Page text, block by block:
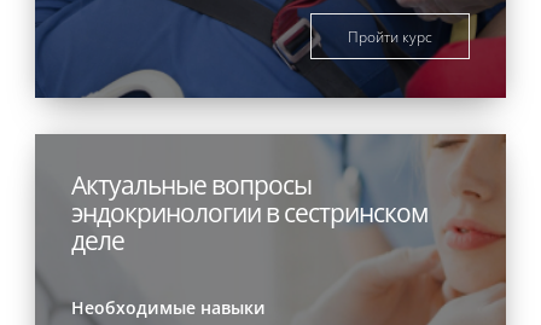
Пройти курс
Актуальные вопросы
эндокринологии в сестринском
деле
Необходимые навыки